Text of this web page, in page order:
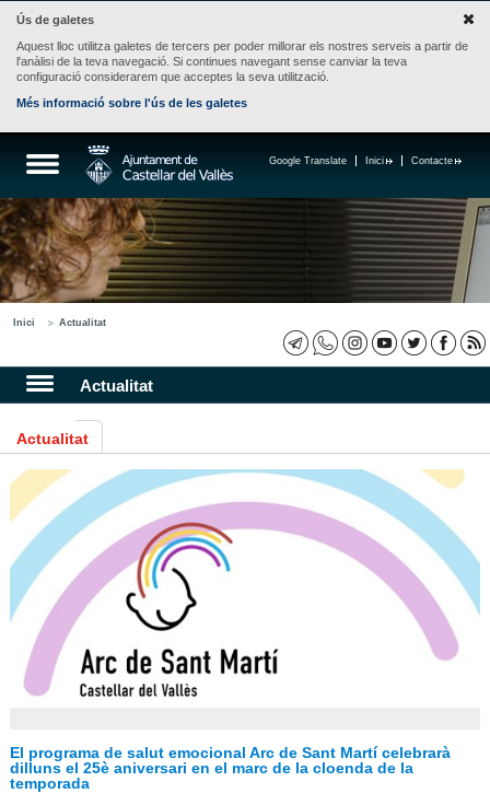
Ús de galetes
Aquest lloc utilitza galetes de tercers per poder millorar els nostres serveis a partir de
l'anàlisi de la teva navegació. Si continues navegant sense canviar la teva
configuració considerarem que acceptes la seva utilització.
Més informació sobre l'ús de les galetes
Contacte
Inici
Google Translate
Inici Actualitat
Actualitat
Actualitat
El programa de salut emocional Arc de Sant Martí celebrarà
dilluns el 25è aniversari en el marc de la cloenda de la
temporada